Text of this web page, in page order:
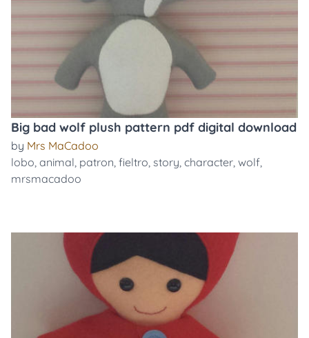
Big bad wolf plush pattern pdf digital download
by Mrs MaCadoo
lobo, animal, patron, fieltro, story, character, wolf,
mrsmacadoo